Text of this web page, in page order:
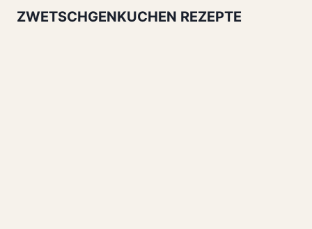
ZWETSCHGENKUCHEN REZEPTE